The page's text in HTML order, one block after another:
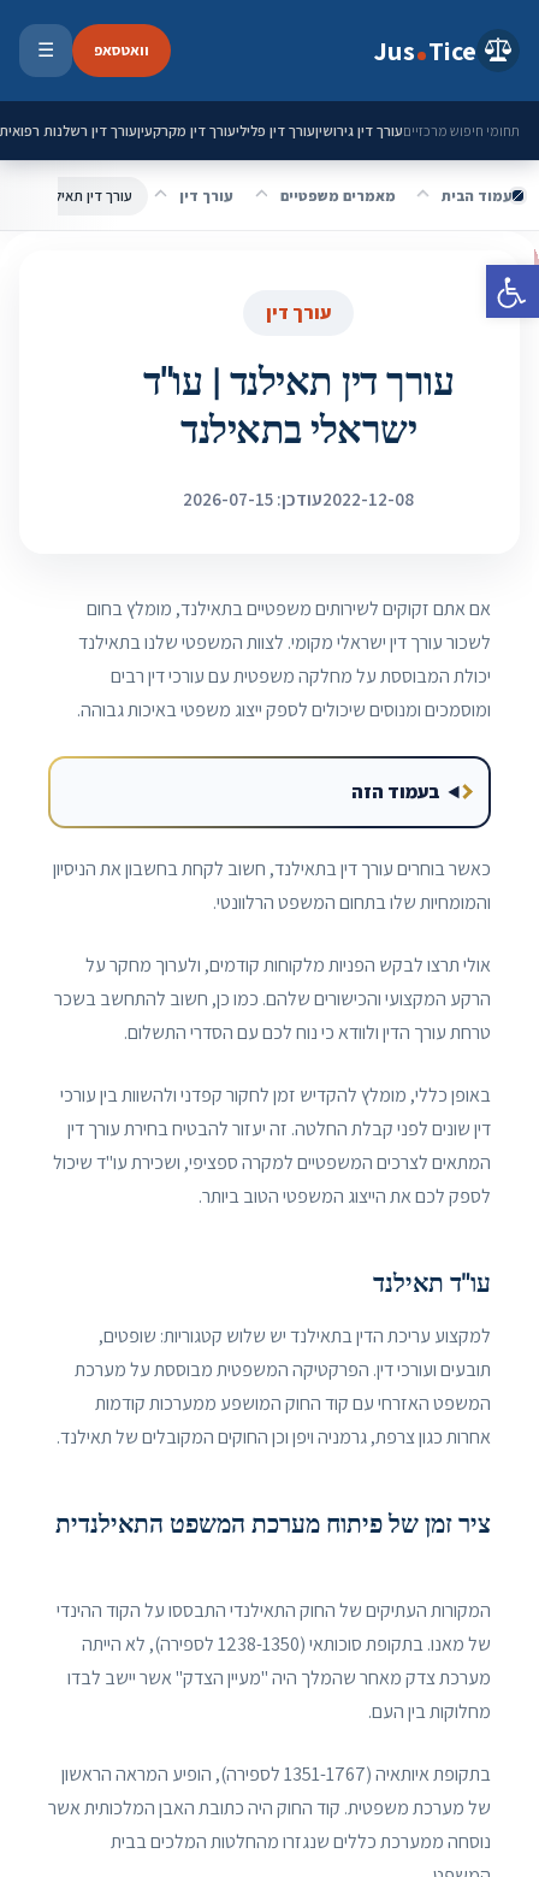
פתח סרגל נגישות
Jus Tice וואטסאפ ☰
תחומי חיפוש מרכזייםעורך דין גירושיןעורך דין פליליעורך דין מקרקעיןעורך דין רשלנות רפואית
עמוד הבית מאמרים משפטיים עורך דין עורך דין תאילנד |
עורך דין
עורך דין תאילנד | עו"ד
ישראלי בתאילנד
2022-12-08עודכן: 2026-07-15
אם אתם זקוקים לשירותים משפטיים בתאילנד, מומלץ בחום
לשכור עורך דין ישראלי מקומי. לצוות המשפטי שלנו בתאילנד
יכולת המבוססת על מחלקה משפטית עם עורכי דין רבים
ומוסמכים ומנוסים שיכולים לספק ייצוג משפטי באיכות גבוהה.
בעמוד הזה
כאשר בוחרים עורך דין בתאילנד, חשוב לקחת בחשבון את הניסיון
והמומחיות שלו בתחום המשפט הרלוונטי.
אולי תרצו לבקש הפניות מלקוחות קודמים, ולערוך מחקר על
הרקע המקצועי והכישורים שלהם. כמו כן, חשוב להתחשב בשכר
טרחת עורך הדין ולוודא כי נוח לכם עם הסדרי התשלום.
באופן כללי, מומלץ להקדיש זמן לחקור קפדני ולהשוות בין עורכי
דין שונים לפני קבלת החלטה. זה יעזור להבטיח בחירת עורך דין
המתאים לצרכים המשפטיים למקרה ספציפי, ושכירת עו"ד שיכול
לספק לכם את הייצוג המשפטי הטוב ביותר.
עו"ד תאילנד
למקצוע עריכת הדין בתאילנד יש שלוש קטגוריות: שופטים,
תובעים ועורכי דין. הפרקטיקה המשפטית מבוססת על מערכת
המשפט האזרחי עם קוד החוק המושפע ממערכות קודמות
אחרות כגון צרפת, גרמניה ויפן וכן החוקים המקובלים של תאילנד.
ציר זמן של פיתוח מערכת המשפט התאילנדית
המקורות העתיקים של החוק התאילנדי התבססו על הקוד ההינדי
של מאנו. בתקופת סוכותאי (1238-1350 לספירה), לא הייתה
מערכת צדק מאחר שהמלך היה "מעיין הצדק" אשר יישב לבדו
מחלוקות בין העם.
בתקופת איותאיה (1351-1767 לספירה), הופיע המראה הראשון
של מערכת משפטית. קוד החוק היה כתובת האבן המלכותית אשר
נוסחה ממערכת כללים שנגזרו מהחלטות המלכים בבית